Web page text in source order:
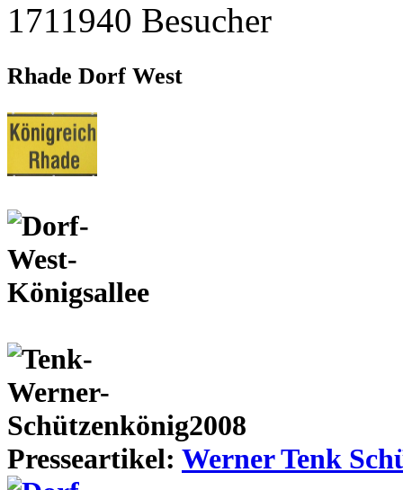
1711940 Besucher
Rhade Dorf West
Presseartikel: Werner Tenk